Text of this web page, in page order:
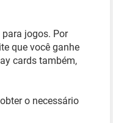
jogos. Por
que você ganhe
cards também,
o necessário